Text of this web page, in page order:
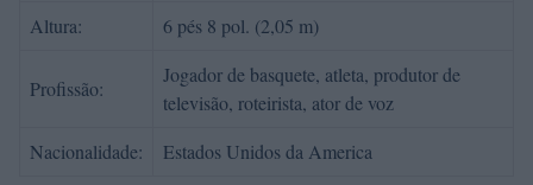
Altura:
6 pés 8 pol. (2,05 m)
Profissão:
Jogador de basquete, atleta, produtor de
televisão, roteirista, ator de voz
Nacionalidade:
Estados Unidos da America